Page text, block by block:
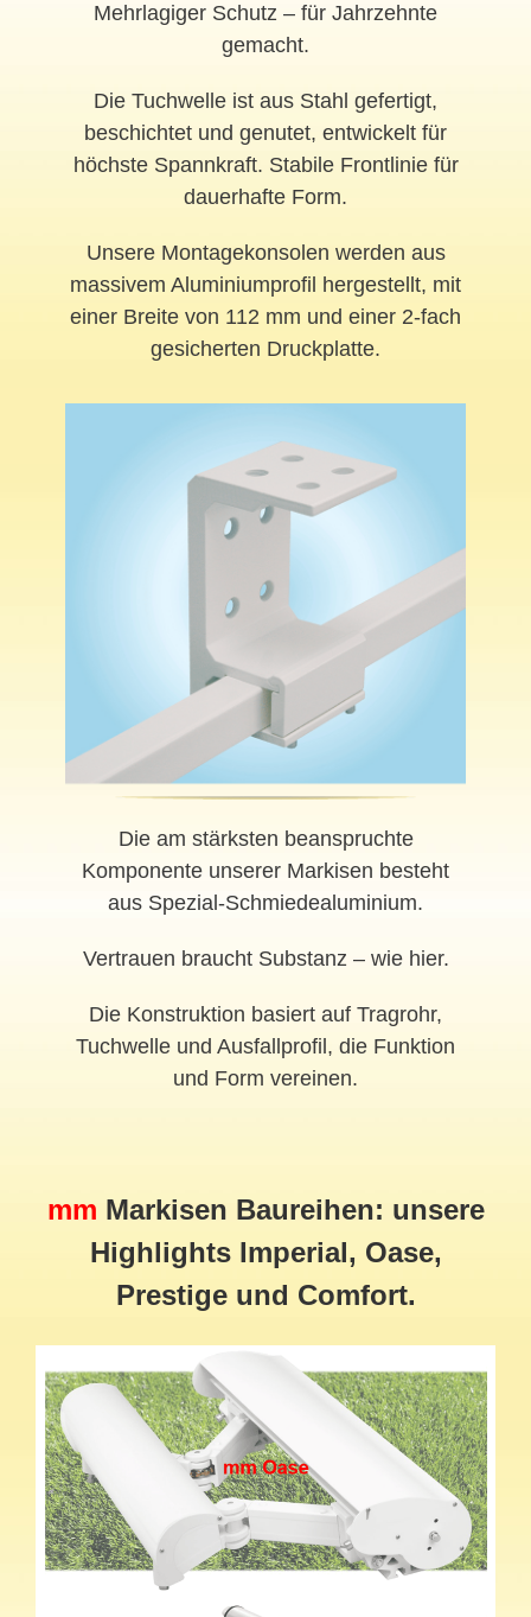
Mehrlagiger Schutz – für Jahrzehnte
gemacht.
Die Tuchwelle ist aus Stahl gefertigt,
beschichtet und genutet, entwickelt für
höchste Spannkraft. Stabile Frontlinie für
dauerhafte Form.
Unsere Montagekonsolen werden aus
massivem Aluminiumprofil hergestellt, mit
einer Breite von 112 mm und einer 2-fach
gesicherten Druckplatte.
Die am stärksten beanspruchte
Komponente unserer Markisen besteht
aus Spezial-Schmiedealuminium.
Vertrauen braucht Substanz – wie hier.
Die Konstruktion basiert auf Tragrohr,
Tuchwelle und Ausfallprofil, die Funktion
und Form vereinen.
mm Markisen Baureihen: unsere
Highlights Imperial, Oase,
Prestige und Comfort.